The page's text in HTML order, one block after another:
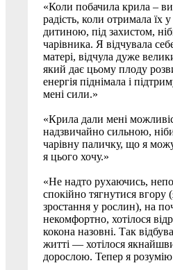
«Коли побачила крила –
радість, коли отримала їх
дитиною, під захистом,
чарівника. Я відчувала
матері, відчула дуже
який дає цьому плоду
енергія піднімала і
мені сили.»
«Крила дали мені
надзвичайно сильною,
чарівну паличку, що я
я цього хочу.»
«Не надто рухаючись,
спокійно тягнутися вгору
зростання у рослин), на
некомфортно, хотілося
кокона назовні. Так
житті — хотілося
дорослою. Тепер я